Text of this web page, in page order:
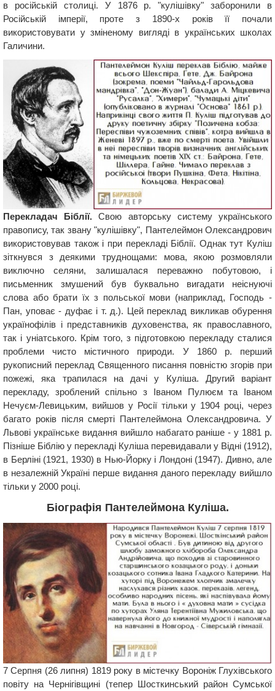
в російській столиці. У 1876 р. "кулішівку" заборонили в
Російській імперії, проте з 1890-х років її почали
використовувати у зміненому вигляді в українських школах
Галичини.
Перекладач Біблії. Свою авторську систему українського
правопису, так звану "кулішівку", Пантелеймон Олександрович
використовував також і при перекладі Біблії. Однак тут Куліш
зіткнувся з деякими труднощами: мова, якою розмовляли
виключно селяни, залишалася переважно побутовою, і
письменник змушений був буквально вигадати неіснуючі
слова або брати їх з польської мови (наприклад, Господь -
Пан, уповає - дуфає і т. д.). Цей переклад викликав обурення
українофілів і представників духовенства, як православного,
так і уніатського. Крім того, з підготовкою перекладу сталися
проблеми чисто містичного природи. У 1860 р. перший
рукописний переклад Священного писання повністю згорів при
пожежі, яка трапилася на дачі у Куліша. Другий варіант
перекладу, зроблений спільно з Іваном Пулюєм та Іваном
Нечуєм-Левицьким, вийшов у Росії тільки у 1904 році, через
багато років після смерті Пантелеймона Олександровича. У
Львові українське видання вийшло набагато раніше - у 1881 р.
Пізніше Біблію у перекладі Куліша перевидавали у Відні (1912),
в Берліні (1921, 1930) в Нью-Йорку і Лондоні (1947). Дивно, але
в незалежній Україні перше видання даного перекладу вийшло
тільки у 2000 році.
Біографія Пантелеймона Куліша.
7 Серпня (26 липня) 1819 року в містечку Вороніж Глухівського
повіту на Чернігівщині (тепер Шосткинський район Сумської